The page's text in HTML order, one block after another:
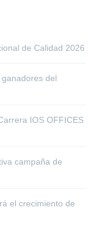
de Calidad 2026
del
IOS OFFICES
campaña de
el crecimiento de